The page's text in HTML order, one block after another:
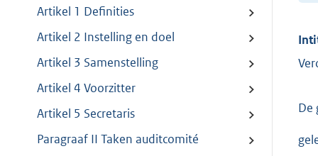
Artikel 1 Definities
Artikel 2 Instelling en doel
Artikel 3 Samenstelling
Artikel 4 Voorzitter
Artikel 5 Secretaris
Paragraaf II Taken auditcomité
De